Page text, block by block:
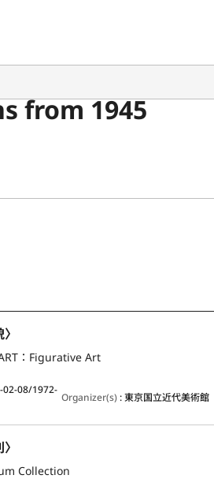
from 1945
ART：Figurative Art
02-08/1972-
Organizer(s):東京国立近代美術館
Collection